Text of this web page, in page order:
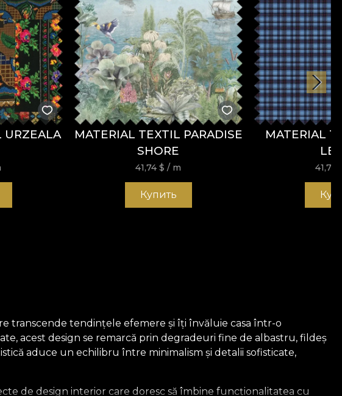
URZEALA
MATERIAL TEXTIL PARADISE
SHORE
41,74$ / m
Купить
MATERIAL
41,74
transcende tendințele efemere și îți învăluie casa într-o
acest design se remarcă prin degradeuri fine de albastru, fildeș
aduce un echilibru între minimalism și detalii sofisticate,
de design interior care doresc să îmbine funcționalitatea cu